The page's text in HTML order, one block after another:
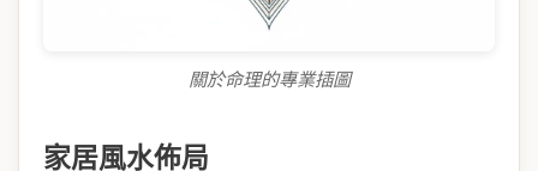
關於命理的專業插圖
家居風水佈局